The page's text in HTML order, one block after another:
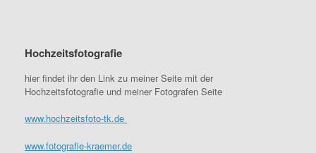
Hochzeitsfotografie
hier findet ihr den Link zu meiner Seite mit der
Hochzeitsfotografie und meiner Fotografen Seite
www.hochzeitsfoto-tk.de
www.fotografie-kraemer.de